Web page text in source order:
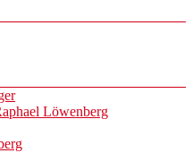
Löwenberg